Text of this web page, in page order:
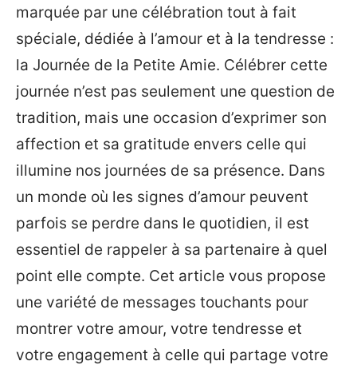
marquée par une célébration tout à fait
spéciale, dédiée à l’amour et à la tendresse :
la Journée de la Petite Amie. Célébrer cette
journée n’est pas seulement une question de
tradition, mais une occasion d’exprimer son
affection et sa gratitude envers celle qui
illumine nos journées de sa présence. Dans
un monde où les signes d’amour peuvent
parfois se perdre dans le quotidien, il est
essentiel de rappeler à sa partenaire à quel
point elle compte. Cet article vous propose
une variété de messages touchants pour
montrer votre amour, votre tendresse et
votre engagement à celle qui partage votre